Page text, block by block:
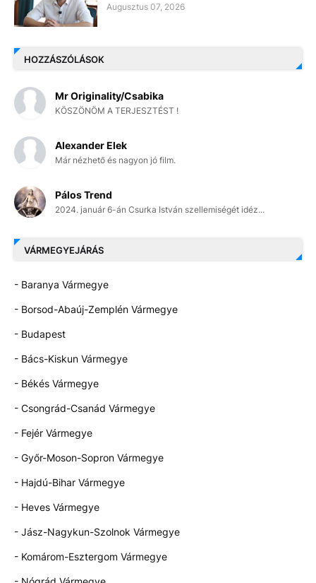
Augusztus 07, 2026
HOZZÁSZÓLÁSOK
Mr Originality/Csabika
KÖSZÖNÖM A TERJESZTÉST !
Alexander Elek
Már nézhető és nagyon jó film.
Pálos Trend
2024. január 6-án Csurka István szellemiségét idéz...
VÁRMEGYEJÁRÁS
- Baranya Vármegye
- Borsod-Abaúj-Zemplén Vármegye
- Budapest
- Bács-Kiskun Vármegye
- Békés Vármegye
- Csongrád-Csanád Vármegye
- Fejér Vármegye
- Győr-Moson-Sopron Vármegye
- Hajdú-Bihar Vármegye
- Heves Vármegye
- Jász-Nagykun-Szolnok Vármegye
- Komárom-Esztergom Vármegye